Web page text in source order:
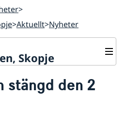
Aktuellt Nyheter
Skopje
företag
stängd den 2